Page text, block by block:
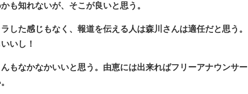
も知れないが、そこが良いと思う。
した感じもなく、報道を伝える人は森川さんは適任だと思う。
いし！
もなかなかいいと思う。由恵には出来ればフリーアナウンサー